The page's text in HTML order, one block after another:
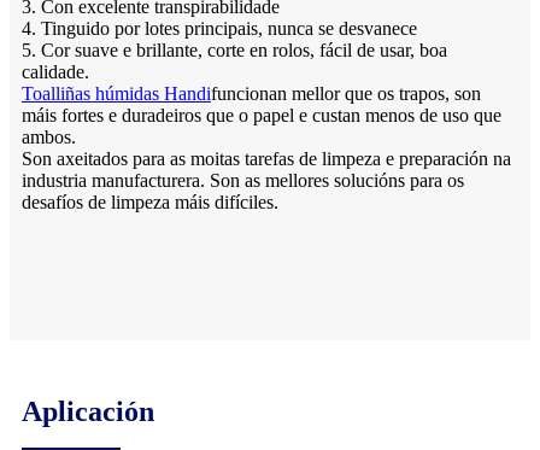
3. Con excelente transpirabilidade
4. Tinguido por lotes principais, nunca se desvanece
5. Cor suave e brillante, corte en rolos, fácil de usar, boa
calidade.
Toalliñas húmidas Handifuncionan mellor que os trapos, son
máis fortes e duradeiros que o papel e custan menos de uso que
ambos.
Son axeitados para as moitas tarefas de limpeza e preparación na
industria manufacturera. Son as mellores solucións para os
desafíos de limpeza máis difíciles.
Aplicación